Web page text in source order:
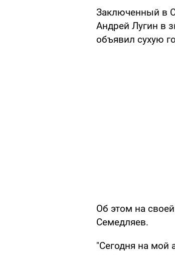
Заключенный в
Андрей Лугин в
объявил сухую
Об этом на
Семедляев.
"Сегодня на мой